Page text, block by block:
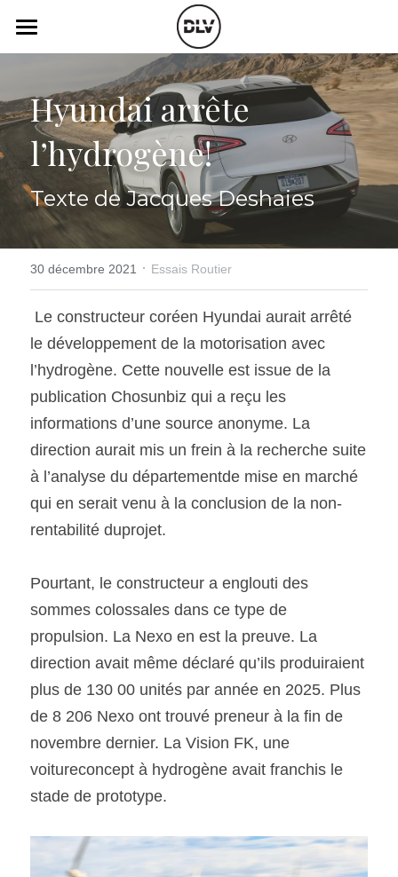
Actualité Auto
Électrique
Histoire de chars
Art Automobile
Essais Routier
Vidéo
Podcast
Télé RDS
Simulateur
Assurance
Rechercher
SOUMISSION RAPIDE
ASSURANCE
Hyundai arrête
l’hydrogène!
Texte de Jacques Deshaies
30 décembre 2021 · Essais Routier
le développement de la motorisation avec
l’hydrogène. Cette nouvelle est issue de la
publication Chosunbiz qui a reçu les
informations d’une source anonyme. La
direction aurait mis un frein à la recherche suite
à l’analyse du départementde mise en marché
qui en serait venu à la conclusion de la non-
rentabilité duprojet.
Pourtant, le constructeur a englouti des
sommes colossales dans ce type de
propulsion. La Nexo en est la preuve. La
direction avait même déclaré qu’ils produiraient
plus de 130 00 unités par année en 2025. Plus
de 8 206 Nexo ont trouvé preneur à la fin de
novembre dernier. La Vision FK, une
voitureconcept à hydrogène avait franchis le
stade de prototype.
LES CATÉGORIES DE LA BOUTIQUE
Toutes les catégories